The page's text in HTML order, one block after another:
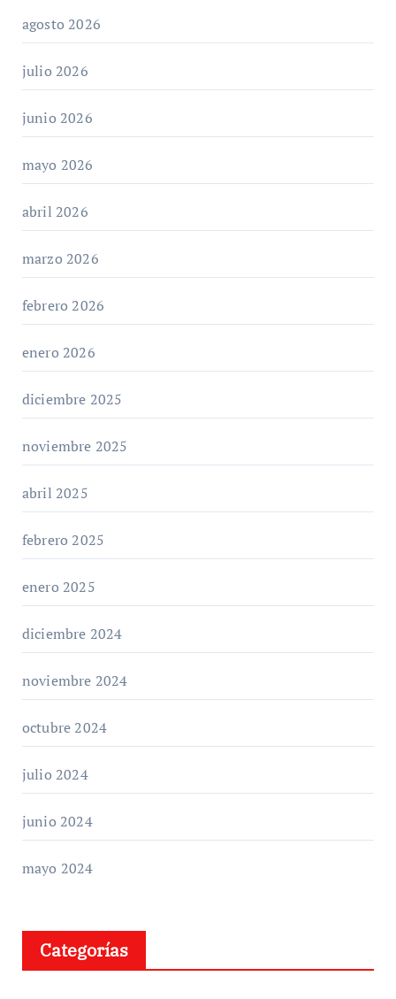
agosto 2026
julio 2026
junio 2026
mayo 2026
abril 2026
marzo 2026
febrero 2026
enero 2026
diciembre 2025
noviembre 2025
abril 2025
febrero 2025
enero 2025
diciembre 2024
noviembre 2024
octubre 2024
julio 2024
junio 2024
mayo 2024
Categorías